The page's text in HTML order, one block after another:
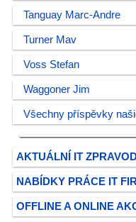
Tanguay Marc-Andre
Turner Mav
Voss Stefan
Waggoner Jim
Všechny příspěvky
AKTUÁLNÍ IT
NABÍDKY PRÁCE IT
OFFLINE A ONLINE